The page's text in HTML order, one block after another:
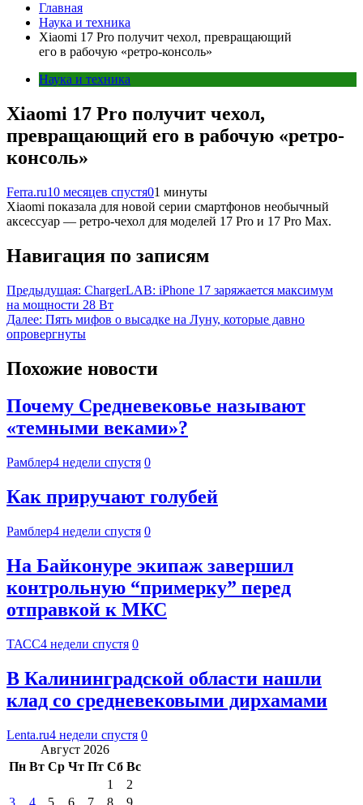
Главная
Наука и техника
Xiaomi 17 Pro получит чехол, превращающий
его в рабочую «ретро-консоль»
Наука и техника
Xiaomi 17 Pro получит чехол,
превращающий его в рабочую «ретро-
консоль»
Ferra.ru10 месяцев спустя01 минуты
Xiaomi показала для новой серии смартфонов необычный
аксессуар — ретро-чехол для моделей 17 Pro и 17 Pro Max.
Навигация по записям
Предыдущая: ChargerLAB: iPhone 17 заряжается максимум
на мощности 28 Вт
Далее: Пять мифов о высадке на Луну, которые давно
опровергнуты
Похожие новости
Почему Средневековье называют
«темными веками»?
Рамблер4 недели спустя 0
Как приручают голубей
Рамблер4 недели спустя 0
На Байконуре экипаж завершил
контрольную “примерку” перед
отправкой к МКС
ТАСС4 недели спустя 0
В Калининградской области нашли
клад со средневековыми дирхамами
Lenta.ru4 недели спустя 0
Август 2026
Пн Вт Ср Чт Пт Сб Вс
1
2
3
4 5 6 7 8
9